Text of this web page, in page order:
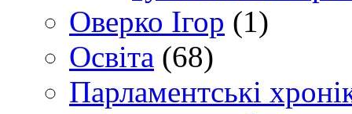
Оверко Ігор (1)
Освіта (68)
Парламентські